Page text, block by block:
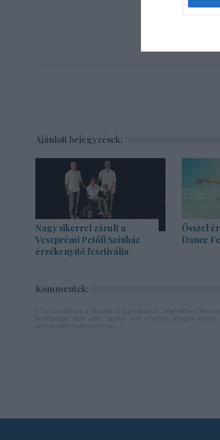
Ajánlott bejegyzések:
Nagy sikerrel zárult a
Veszprémi Petőfi Színház
érzékenyítő fesztiválja
Ősszel
Dance
Kommentek: